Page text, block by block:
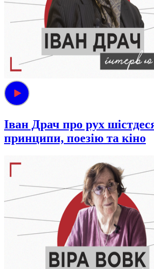
Іван Драч про рух
принципи, поезію та кіно